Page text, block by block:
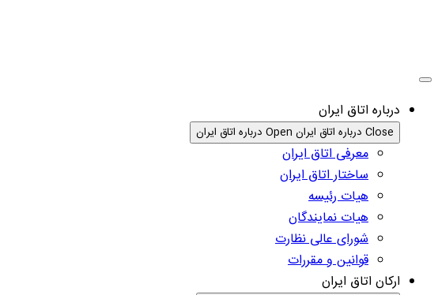
درباره اتاق ایران
Close درباره اتاق ایران Open درباره اتاق ایران
معرفی اتاق ایران
ساختار اتاق ایران
هیات رئیسه
هیات نمایندگان
شورای عالی نظارت
قوانین و مقررات
ارکان اتاق ایران